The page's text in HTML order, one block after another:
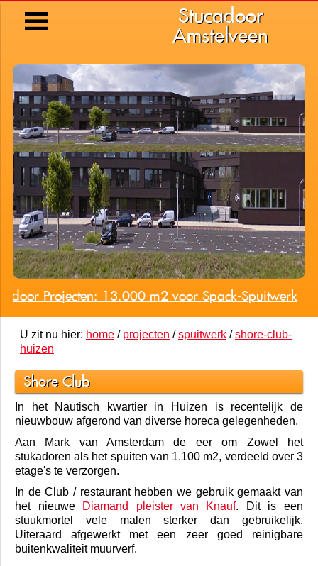
Stucadoor
Amstelveen
Projecten: 13.000 m2 voor Spack-Spuitwerk
U zit nu hier: home/ projecten /spuitwerk/shore-club-
huizen
Shore Club
In het Nautisch kwartier in Huizen is recentelijk de
nieuwbouw afgerond van diverse horeca gelegenheden.
Aan Mark van Amsterdam de eer om Zowel het
stukadoren als het spuiten van 1.100 m2, verdeeld over 3
etage's te verzorgen.
In de Club / restaurant hebben we gebruik gemaakt van
het nieuwe
Diamand pleister van Knauf. Dit is een
stuukmortel vele malen sterker dan gebruikelijk.
Uiteraard afgewerkt met een zeer goed reinigbare
buitenkwaliteit muurverf.